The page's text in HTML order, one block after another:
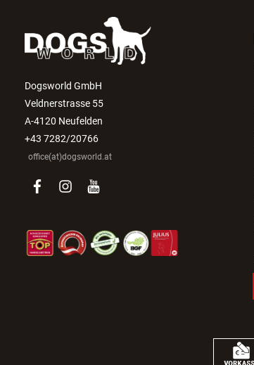
Dogsworld GmbH
Veldnerstrasse 55
A-4120 Neufelden
+43 7282/20766
office(at)dogsworld.at
facebook
instagram
youtube